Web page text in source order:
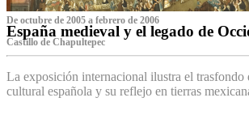
De octubre de 2005 a febrero de 2006
España medieval y el legado de
Castillo de Chapultepec
La exposición internacional ilustra el trasfondo
cultural española y su reflejo en tierras